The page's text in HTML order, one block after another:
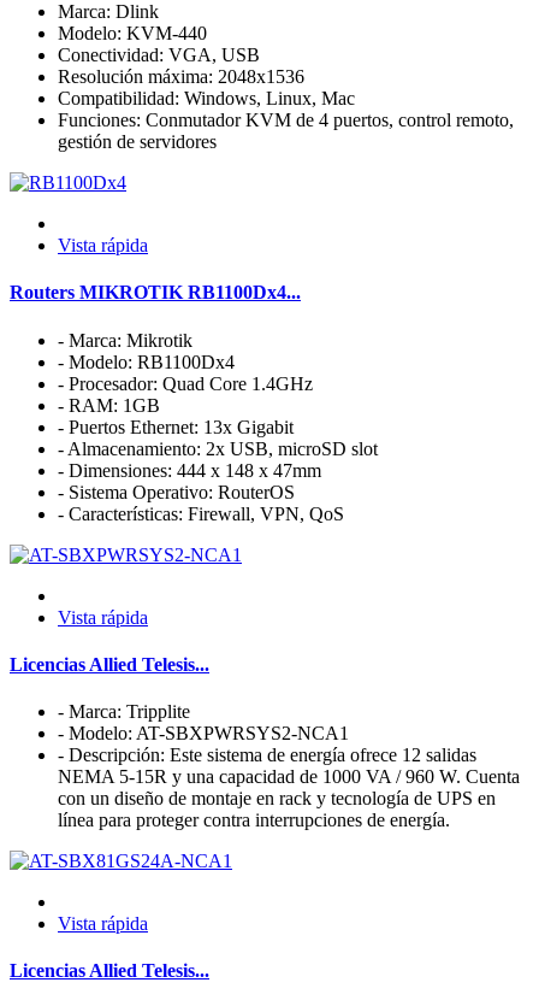
Marca: Dlink
Modelo: KVM-440
Conectividad: VGA, USB
Resolución máxima: 2048x1536
Compatibilidad: Windows, Linux, Mac
Funciones: Conmutador KVM de 4 puertos, control remoto,
gestión de servidores
Vista rápida
Routers MIKROTIK RB1100Dx4...
- Marca: Mikrotik
- Modelo: RB1100Dx4
- Procesador: Quad Core 1.4GHz
- RAM: 1GB
- Puertos Ethernet: 13x Gigabit
- Almacenamiento: 2x USB, microSD slot
- Dimensiones: 444 x 148 x 47mm
- Sistema Operativo: RouterOS
- Características: Firewall, VPN, QoS
Vista rápida
Licencias Allied Telesis...
- Marca: Tripplite
- Modelo: AT-SBXPWRSYS2-NCA1
- Descripción: Este sistema de energía ofrece 12 salidas
NEMA 5-15R y una capacidad de 1000 VA / 960 W. Cuenta
con un diseño de montaje en rack y tecnología de UPS en
línea para proteger contra interrupciones de energía.
Vista rápida
Licencias Allied Telesis...